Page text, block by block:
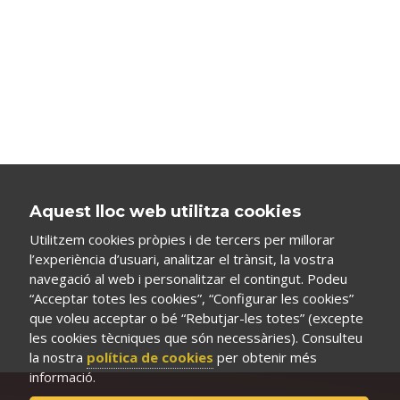
Aquest lloc web utilitza cookies
Utilitzem cookies pròpies i de tercers per millorar
l’experiència d’usuari, analitzar el trànsit, la vostra
navegació al web i personalitzar el contingut. Podeu
“Acceptar totes les cookies”, “Configurar les cookies”
que voleu acceptar o bé “Rebutjar-les totes” (excepte
les cookies tècniques que són necessàries). Consulteu
la nostra política de cookies per obtenir més
informació.